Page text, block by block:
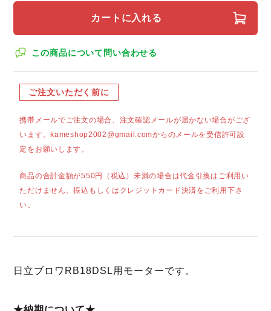
カートに入れる
この商品について問い合わせる
ご注文いただく前に
携帯メールでご注文の場合、注文確認メールが届かない場合がござ
います。kameshop2002@gmail.comからのメールを受信許可設
定をお願いします。
商品の合計金額が550円（税込）未満の場合は代金引換はご利用い
ただけません。振込もしくはクレジットカード決済をご利用下さ
い。
日立ブロワRB18DSL用モーターです。